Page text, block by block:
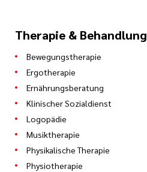
Therapie & Behandlung
Bewegungstherapie
Ergotherapie
Ernährungsberatung
Klinischer Sozialdienst
Logopädie
Musiktherapie
Physikalische Therapie
Physiotherapie